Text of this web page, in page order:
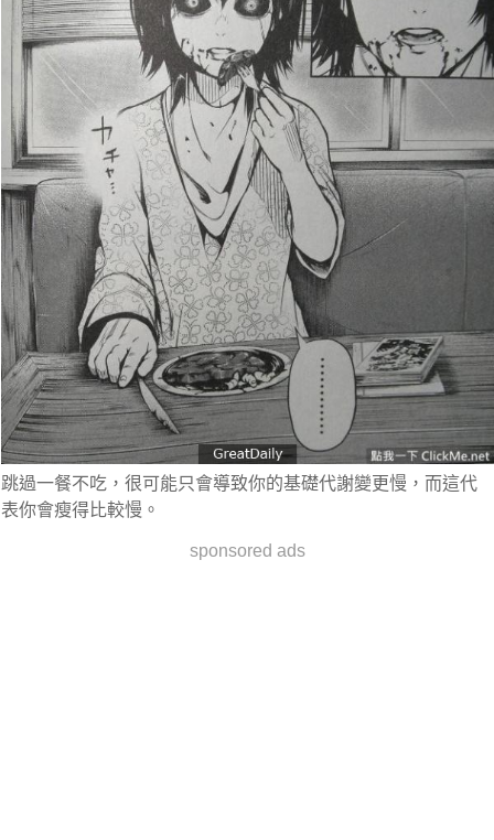
跳過一餐不吃，很可能只會導致你的基礎代謝變更慢，而這代
表你會瘦得比較慢。
sponsored ads